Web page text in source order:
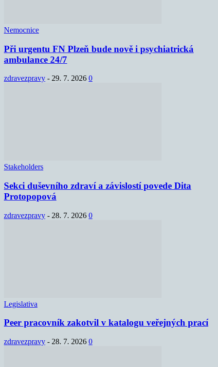
Nemocnice
Při urgentu FN Plzeň bude nově i psychiatrická
ambulance 24/7
zdravezpravy - 29. 7. 2026 0
Stakeholders
Sekci duševního zdraví a závislostí povede Dita
Protopopová
zdravezpravy - 28. 7. 2026 0
Legislativa
Peer pracovník zakotvil v katalogu veřejných prací
zdravezpravy - 28. 7. 2026 0